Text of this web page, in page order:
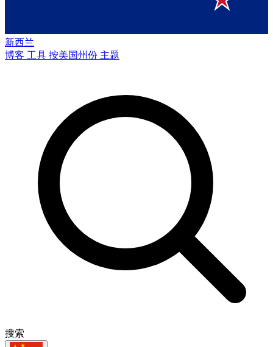
新西兰
博客 工具 按美国州份 主题
搜索